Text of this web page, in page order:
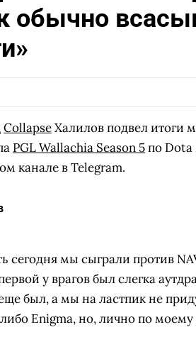
обычно
CollapseХалилов подвел итоги
PGL Wallachia Season 5по Dota
канале в Telegram.
сегодня мы сыграли против
у врагов был слегка
был, а мы на ластпик не
Enigma, но, лично по